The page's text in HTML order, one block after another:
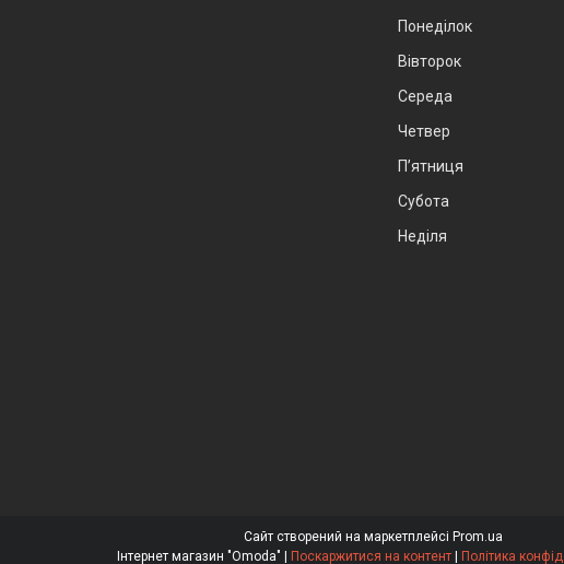
Понеділок
Вівторок
Середа
Четвер
Пʼятниця
Субота
Неділя
Сайт створений на маркетплейсі Prom.ua
Поскаржитися на контент Політика